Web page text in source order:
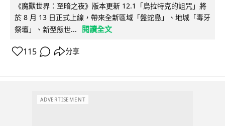
《魔獸世界：至暗之夜》版本更新 12.1「烏拉特克的詛咒」將
於 8 月 13 日正式上線，帶來全新區域「盤蛇島」、地城「毒牙
祭壇」、新型態世...
閱讀全文
115 分享
ADVERTISEMENT